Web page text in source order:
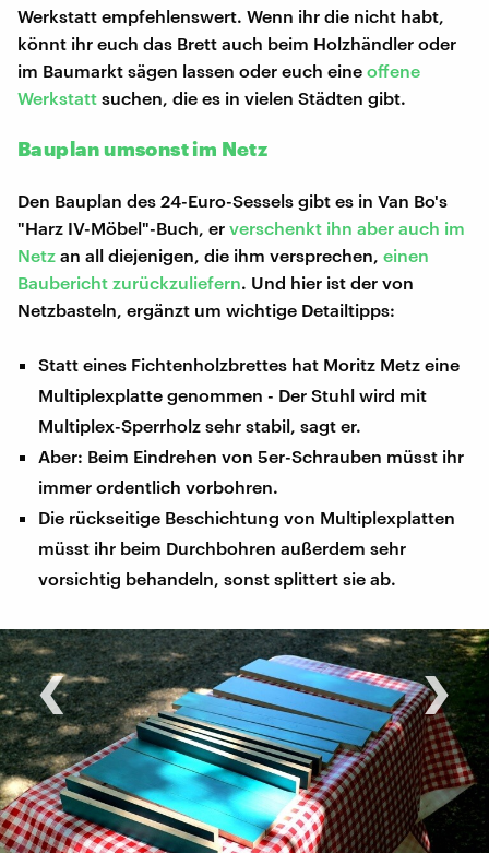
Werkstatt empfehlenswert. Wenn ihr die nicht habt,
könnt ihr euch das Brett auch beim Holzhändler oder
im Baumarkt sägen lassen oder euch eine offene
Werkstatt suchen, die es in vielen Städten gibt.
Bauplan umsonst im Netz
Den Bauplan des 24-Euro-Sessels gibt es in Van Bo's
"Harz IV-Möbel"-Buch, er verschenkt ihn aber auch im
Netz an all diejenigen, die ihm versprechen, einen
Baubericht zurückzuliefern. Und hier ist der von
Netzbasteln, ergänzt um wichtige Detailtipps:
Statt eines Fichtenholzbrettes hat Moritz Metz eine
Multiplexplatte genommen - Der Stuhl wird mit
Multiplex-Sperrholz sehr stabil, sagt er.
Aber: Beim Eindrehen von 5er-Schrauben müsst ihr
immer ordentlich vorbohren.
Die rückseitige Beschichtung von Multiplexplatten
müsst ihr beim Durchbohren außerdem sehr
vorsichtig behandeln, sonst splittert sie ab.
‹ ›